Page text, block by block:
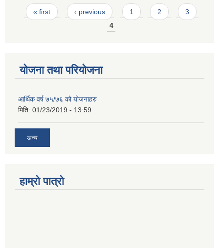
Pages
« first ‹ previous 1 2
3
4
योजना तथा परियोजना
आर्थिक वर्ष ७५/७६ को योजनाहरु
मिति: 01/23/2019 - 13:59
अन्य
हाम्रो पात्रो